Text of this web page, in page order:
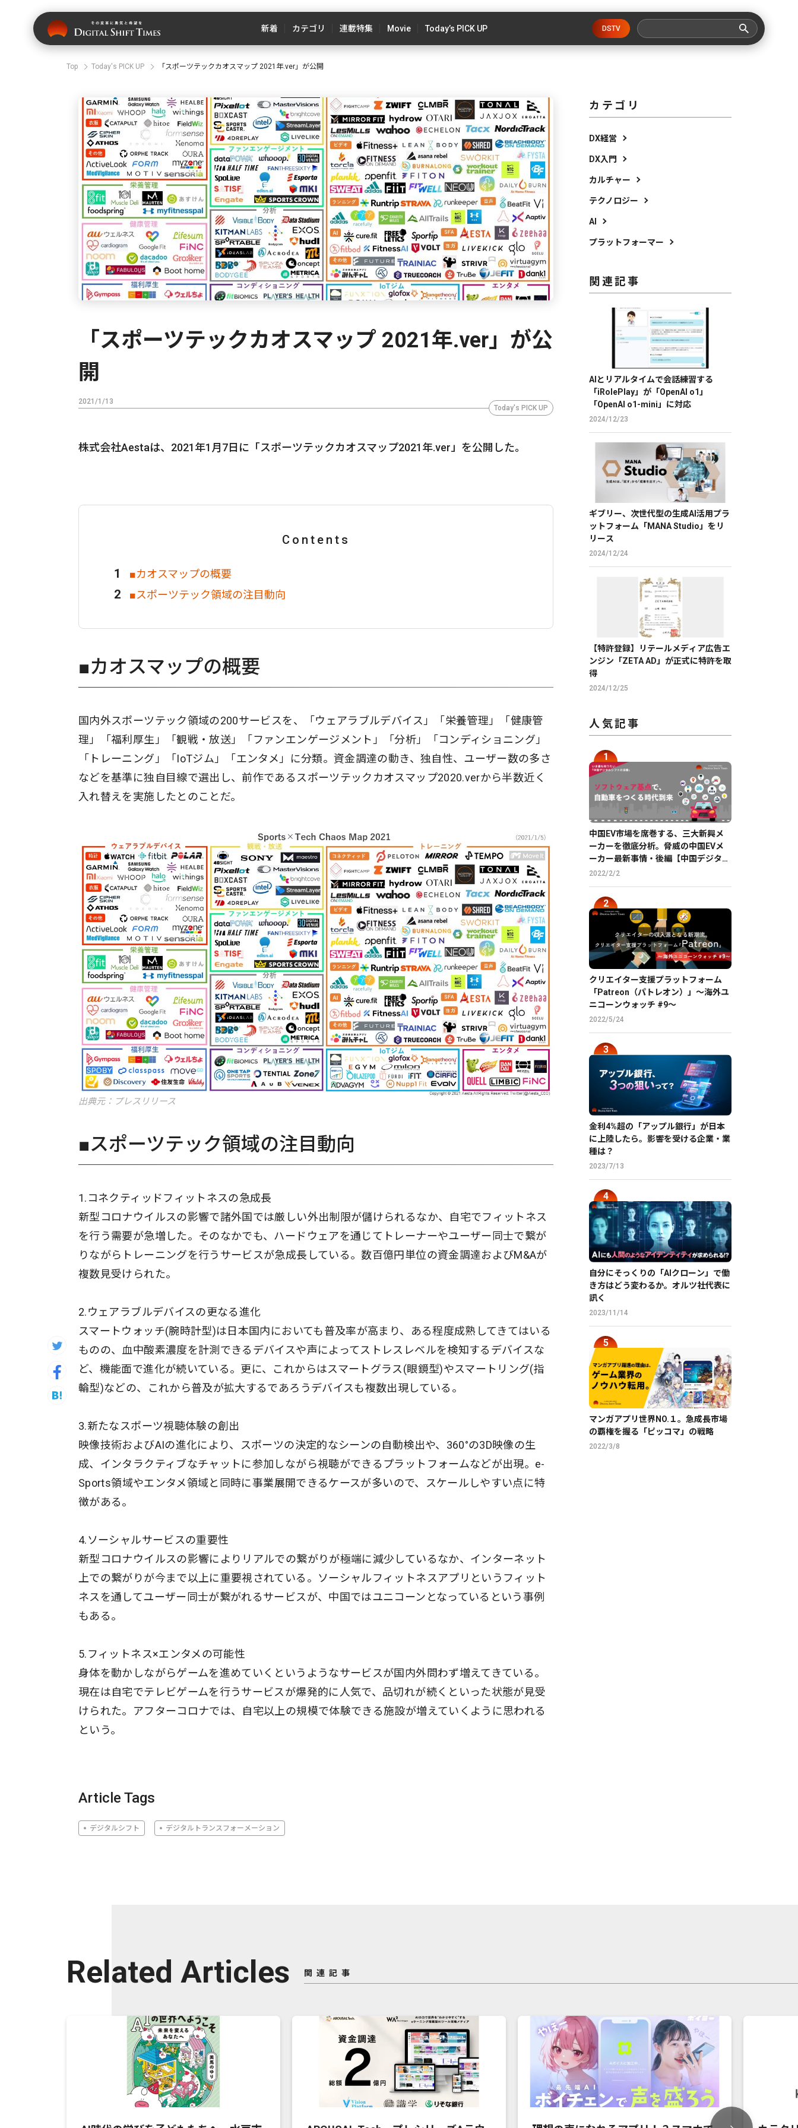
新着 カテゴリ 連載特集 Movie Today’s PICK UP DSTV
Top Today's PICK UP 「スポーツテックカオスマップ 2021年.ver」が公開
「スポーツテックカオスマップ 2021年.ver」が公
開
2021/1/13
Today's PICK UP
株式会社Aestaは、2021年1月7日に「スポーツテックカオスマップ2021年.ver」を公開した。
Contents
■カオスマップの概要
■スポーツテック領域の注目動向
■カオスマップの概要
国内外スポーツテック領域の200サービスを、「ウェアラブルデバイス」「栄養管理」「健康管
理」「福利厚生」「観戦・放送」「ファンエンゲージメント」「分析」「コンディショニング」
「トレーニング」「IoTジム」「エンタメ」に分類。資金調達の動き、独自性、ユーザー数の多さ
などを基準に独自目線で選出し、前作であるスポーツテックカオスマップ2020.verから半数近く
入れ替えを実施したとのことだ。
出典元：プレスリリース
■スポーツテック領域の注目動向
1.コネクティッドフィットネスの急成長
新型コロナウイルスの影響で諸外国では厳しい外出制限が儲けられるなか、自宅でフィットネス
を行う需要が急増した。そのなかでも、ハードウェアを通じてトレーナーやユーザー同士で繋が
りながらトレーニングを行うサービスが急成長している。数百億円単位の資金調達およびM&Aが
複数見受けられた。
2.ウェアラブルデバイスの更なる進化
スマートウォッチ(腕時計型)は日本国内においても普及率が高まり、ある程度成熟してきてはいる
ものの、血中酸素濃度を計測できるデバイスや声によってストレスレベルを検知するデバイスな
ど、機能面で進化が続いている。更に、これからはスマートグラス(眼鏡型)やスマートリング(指
輪型)などの、これから普及が拡大するであろうデバイスも複数出現している。
3.新たなスポーツ視聴体験の創出
映像技術およびAIの進化により、スポーツの決定的なシーンの自動検出や、360°の3D映像の生
成、インタラクティブなチャットに参加しながら視聴ができるプラットフォームなどが出現。e-
Sports領域やエンタメ領域と同時に事業展開できるケースが多いので、スケールしやすい点に特
徴がある。
4.ソーシャルサービスの重要性
新型コロナウイルスの影響によりリアルでの繋がりが極端に減少しているなか、インターネット
上での繋がりが今まで以上に重要視されている。ソーシャルフィットネスアプリというフィット
ネスを通してユーザー同士が繋がれるサービスが、中国ではユニコーンとなっているという事例
もある。
5.フィットネス×エンタメの可能性
身体を動かしながらゲームを進めていくというようなサービスが国内外問わず増えてきている。
現在は自宅でテレビゲームを行うサービスが爆発的に人気で、品切れが続くといった状態が見受
けられた。アフターコロナでは、自宅以上の規模で体験できる施設が増えていくように思われる
という。
Article Tags
デジタルシフト デジタルトランスフォーメーション
カテゴリ
DX経営
DX入門
カルチャー
テクノロジー
AI
プラットフォーマー
関連記事
AIとリアルタイムで会話練習する
「iRolePlay」が「OpenAI o1」
「OpenAI o1-mini」に対応
2024/12/23
ギブリー、次世代型の生成AI活用プラ
ットフォーム「MANA Studio」をリ
リース
2024/12/24
【特許登録】リテールメディア広告エ
ンジン「ZETA AD」が正式に特許を取
得
2024/12/25
人気記事
中国EV市場を席巻する、三大新興メ
ーカーを徹底分析。脅威の中国EVメ
ーカー最新事情・後編【中国デジタル
企業最前線】
2022/2/2
クリエイター支援プラットフォーム
「Patreon（パトレオン）」〜海外ユ
ニコーンウォッチ #9〜
2022/5/24
金利4%超の「アップル銀行」が日本
に上陸したら。影響を受ける企業・業
種は？
2023/7/13
自分にそっくりの「AIクローン」で働
き方はどう変わるか。オルツ社代表に
訊く
2023/11/14
マンガアプリ世界NO.１。急成長市場
の覇権を握る「ピッコマ」の戦略
2022/3/8
Related Articles 関連記事